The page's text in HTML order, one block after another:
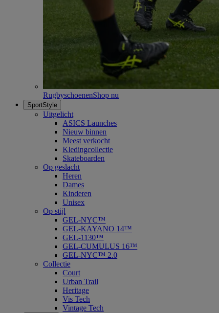
RugbyschoenenShop nu
SportStyle
Uitgelicht
ASICS Launches
Nieuw binnen
Meest verkocht
Kledingcollectie
Skateboarden
Op geslacht
Heren
Dames
Kinderen
Unisex
Op stijl
GEL-NYC™
GEL-KAYANO 14™
GEL-1130™
GEL-CUMULUS 16™
GEL-NYC™ 2.0
Collectie
Court
Urban Trail
Heritage
Vis Tech
Vintage Tech